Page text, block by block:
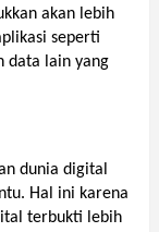
akan lebih
seperti
data lain yang
dunia digital
Hal ini karena
terbukti lebih